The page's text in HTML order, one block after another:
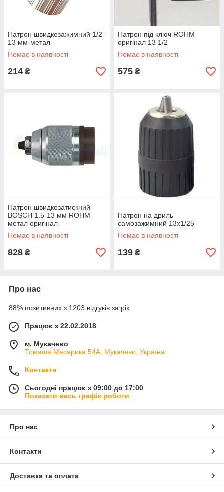
Патрон швидкозажимний 1/2-
13 мм-метал
Немає в наявності
214 ₴
Патрон під ключ ROHM
оригінал 13 1/2
Немає в наявності
575 ₴
Патрон швидкозатискний
BOSCH 1.5-13 мм ROHM
метал оригінал
Немає в наявності
828 ₴
Патрон на дриль
самозажимний 13х1/25
Немає в наявності
139 ₴
Про нас
88% позитивних з 1203 відгуків за рік
Працює з 22.02.2018
м. Мукачево
Томаша Масарика 54А, Мукачево, Україна
Контакти
Сьогодні працює з 09:00 до 17:00
Показати весь графік роботи
Про нас
Контакти
Доставка та оплата